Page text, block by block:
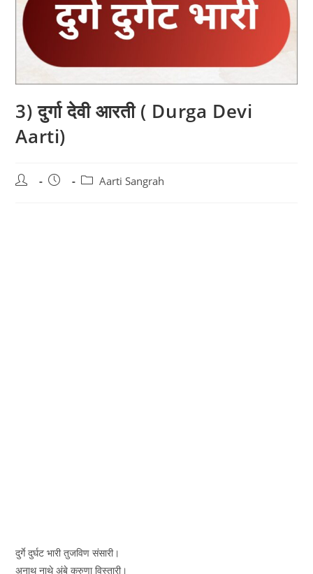
3) दुर्गा देवी आरती ( Durga Devi
Aarti)
Post
Post
PostAarti Sangrah
दुर्गे दुर्घट भारी तुजविण संसारी।
अनाथ नाथे अंबे करुणा विस्तारी।